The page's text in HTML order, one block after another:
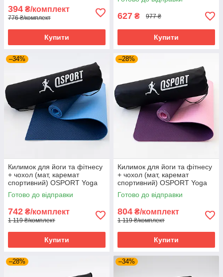
394 ₴/комплект
776 ₴/комплект
Купити
Червоно-блакитний
627 ₴ 977 ₴
Купити
–34%
Килимок для йоги та фітнесу
+ чохол (мат, каремат
спортивний) OSPORT Yoga
ECO Pro 6мм (n-0007)
Синьо-блакитний
Готово до відправки
742 ₴/комплект
1 119 ₴/комплект
Купити
–28%
Килимок для йоги та фітнесу
+ чохол (мат, каремат
спортивний) OSPORT Yoga
ECO Pro 6мм (n-0007)
Фіолетово-рожевий
Готово до відправки
804 ₴/комплект
1 119 ₴/комплект
Купити
–28% –34%